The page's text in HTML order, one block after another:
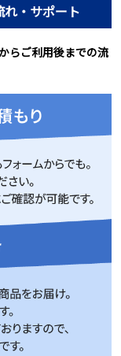
・サポート
らご利用後までの流